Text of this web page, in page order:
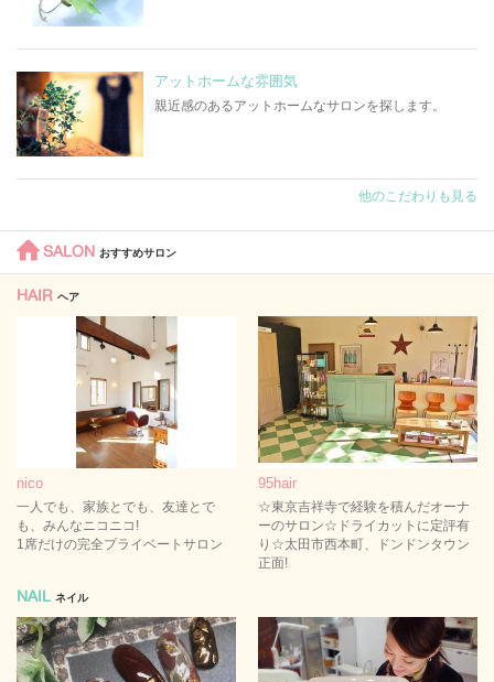
アットホームな雰囲気
親近感のあるアットホームなサロンを探します。
他のこだわりも見る
SALON おすすめサロン
HAIR ヘア
nico
一人でも、家族とでも、友達とで
も、みんなニコニコ!
1席だけの完全プライベートサロン
95hair
☆東京吉祥寺で経験を積んだオーナ
ーのサロン☆ドライカットに定評有
り☆太田市西本町、ドンドンタウン
正面!
NAIL ネイル